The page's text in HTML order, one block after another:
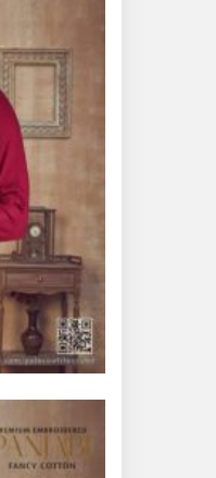
বিজিবির
গাছ
আটক
নাজমা